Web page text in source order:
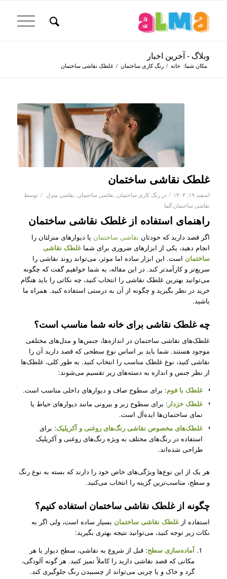
وبلاگ - آخرین اخبار
مکان شما: خانه / رنگ کاری ساختمان / غلطک نقاشی ساختمان
غلطک نقاشی ساختمان
اسفند ۱۹, ۱۴۰۳ / در رنگ کاری ساختمان نقاشی ساختمان نقاشی منزل / توسط
نقاشی ساختمان آلما
راهنمای استفاده از غلطک نقاشی ساختمان
اگر قصد دارید که خودتان نقاشی ساختمان یا دیوارهای منزلتان را
انجام دهید، یکی از ابزارهای ضروری برای شما غلطک نقاشی
ساختمان است. این ابزار ساده اما موثر، می‌تواند روند نقاشی را
سریع‌تر و کارآمدتر کند. در این مقاله، به شما خواهیم گفت که چگونه
می‌توانید بهترین غلطک نقاشی را انتخاب کنید، چه نکاتی را باید هنگام
خرید در نظر بگیرید و چگونه از آن به درستی استفاده کنید. همراه ما
باشید.
چه غلطک نقاشی برای خانه شما مناسب است؟
غلطک‌های نقاشی ساختمان در اندازه‌ها، جنس‌ها و مدل‌های مختلفی
موجود هستند. شما باید بر اساس نوع سطحی که قصد دارید آن را
نقاشی کنید، نوع غلطک مناسب را انتخاب کنید. به طور کلی، غلطک‌ها
از نظر جنس و اندازه به دسته‌های زیر تقسیم می‌شوند:
غلطک با فوم: برای سطوح صاف و دیوارهای داخلی مناسب است.
غلطک خزدار : برای سطوح زبر و بیرونی مانند دیوارهای حیاط یا
نمای ساختمان‌ها ایده‌آل است.
غلطک‌های مخصوص نقاشی رنگ‌های روغنی و آکریلیک: برای
استفاده در رنگ‌های مختلف به ویژه رنگ‌های روغنی و آکریلیک
طراحی شده‌اند.
هر یک از این نوع‌ها ویژگی‌های خاص خود را دارند که بسته به نوع رنگ
و سطح، مناسب‌ترین گزینه را انتخاب می‌کنید.
چگونه از غلطک نقاشی ساختمان استفاده کنیم؟
استفاده از غلطک نقاشی ساختمان بسیار ساده است، ولی اگر به
نکات زیر توجه کنید، می‌توانید نتیجه بهتری بگیرید:
آماده‌سازی سطح: قبل از شروع به نقاشی، سطح دیوار یا هر
مکانی که قصد نقاشی دارید را کاملاً تمیز کنید. هر گونه آلودگی،
گرد و خاک و یا چربی می‌تواند از چسبیدن رنگ جلوگیری کند.